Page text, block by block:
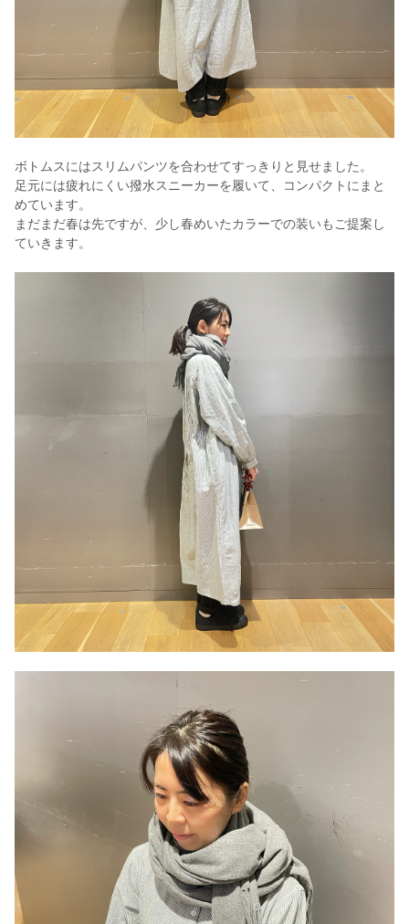
ボトムスにはスリムパンツを合わせてすっきりと見せました。
足元には疲れにくい撥水スニーカーを履いて、コンパクトにまと
めています。
まだまだ春は先ですが、少し春めいたカラーでの装いもご提案し
ていきます。